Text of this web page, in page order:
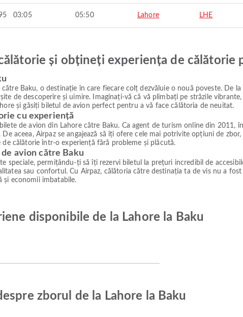
03:05 05:50 Lahore LHE
și obțineți experiența de călătorie
Baku, o destinație în care fiecare colț dezvăluie o nouă poveste. De
de descoperire și uimire. Imaginați-vă că vă plimbați pe străzile
și găsiți biletul de avion perfect pentru a vă face călătoria de neuitat.
cu experiență
de avion din Lahore către Baku. Ca agent de turism online din 2011,
aceea, Airpaz se angajează să îți ofere cele mai potrivite opțiuni de
călătorie într-o experiență fără probleme și plăcută.
avion către Baku
speciale, permițându-ți să îți rezervi biletul la prețuri incredibil de
sau confortul. Cu Airpaz, călătoria către destinația ta de vis nu a
și economii imbatabile.
disponibile de la Lahore la Baku
zborul de la Lahore la Baku